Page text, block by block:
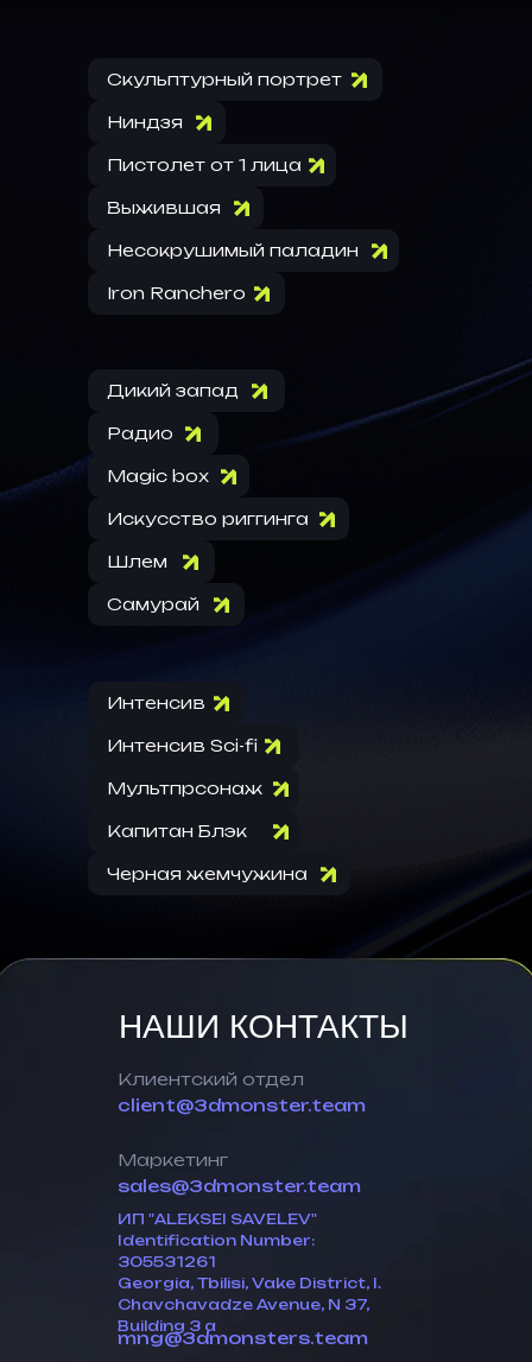
НАШИ КОНТАКТЫ
mng@3dmonsters.team
Маркетинг
sales@3dmonster.team
ИП "ALEKSEI SAVELEV"
Identification Number:
305531261
Georgia, Tbilisi, Vake District, I.
Chavchavadze Avenue, N 37,
Building 3 a
Клиентский отдел
client@3dmonster.team
Скульптурный портрет
Ниндзя
Пистолет от 1 лица
Выжившая
Несокрушимый паладин
Iron Ranchero
Дикий запад
Радио
Magic box
Искусство риггинга
Шлем
Самурай
Интенсив
Интенсив Sci-fi
Мультпрсонаж
Капитан Блэк
Черная жемчужина